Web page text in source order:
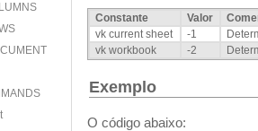
Constante Valor
vk current sheet
-1
vk workbook
-2
Exemplo
O código abaixo: